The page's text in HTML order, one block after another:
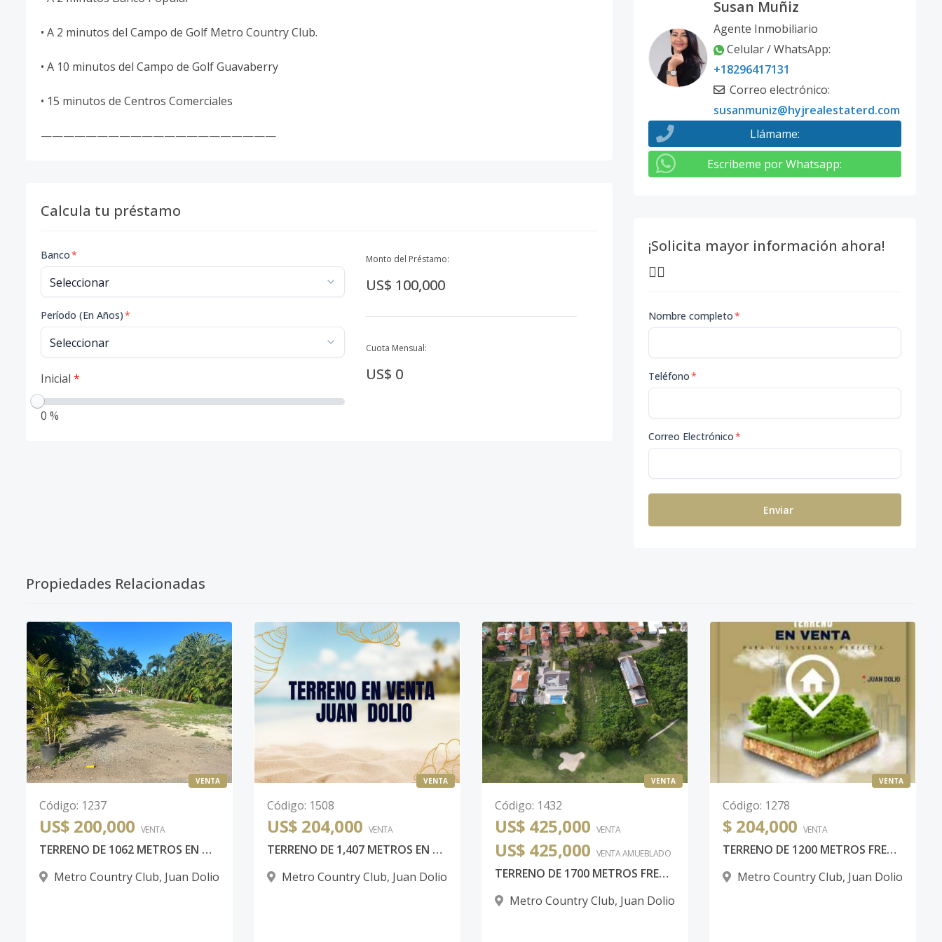
• A 2 minutos del Campo de Golf Metro Country Club.
• A 10 minutos del Campo de Golf Guavaberry
• 15 minutos de Centros Comerciales
—————————————————————
Calcula tu préstamo
Banco*
Período (En Años)*
Inicial *
0 %
Monto del Préstamo:
US$ 100,000
Cuota Mensual:
US$ 0
Susan Muñiz
Agente Inmobiliario
Celular / WhatsApp:
+18296417131
Correo electrónico:
susanmuniz@hyjrealestaterd.com
Llámame:
Escribeme por Whatsapp:
¡Solicita mayor información ahora!
👇🏽
Nombre completo*
Teléfono*
Correo Electrónico*
Enviar
Propiedades Relacionadas
VENTA
Código: 1237
US$ 200,000 VENTA
TERRENO DE 1062 METROS EN METRO COUNTRY CLUB JUAN DOLIO
Metro Country Club, Juan Dolio
VENTA
Código: 1508
US$ 204,000 VENTA
TERRENO DE 1,407 METROS EN METRO COUNTRY CLUB JUAN DOLIO
Metro Country Club, Juan Dolio
VENTA
Código: 1432
US$ 425,000 VENTA
US$ 425,000 VENTA AMUEBLADO
TERRENO DE 1700 METROS FRENTE AL CAMPO DE GOLF EN METRO COUNTRY CLUB JUAN DOLIO
Metro Country Club, Juan Dolio
VENTA
Código: 1278
$ 204,000 VENTA
TERRENO DE 1200 METROS FRENTE AL CAMPO DE GOLF EN METRO COUNTRY CLUB
Metro Country Club, Juan Dolio